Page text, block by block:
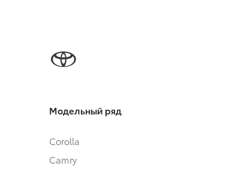
Модельный ряд
Corolla
Camry